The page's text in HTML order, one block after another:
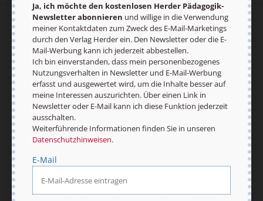
AGB und Widerrufsbelehrung
Datenschutz
Barrierefreiheit
Impressum
Vertrag widerrufen Abo online kündigen
Ja, ich möchte den kostenlosen Herder Pädagogik-
Newsletter abonnieren und willige in die Verwendung
meiner Kontaktdaten zum Zweck des E-Mail-Marketings
durch den Verlag Herder ein. Den Newsletter oder die E-
Mail-Werbung kann ich jederzeit abbestellen.
Ich bin einverstanden, dass mein personenbezogenes
Nutzungsverhalten in Newsletter und E-Mail-Werbung
erfasst und ausgewertet wird, um die Inhalte besser auf
meine Interessen auszurichten. Über einen Link in
Newsletter oder E-Mail kann ich diese Funktion jederzeit
ausschalten.
Weiterführende Informationen finden Sie in unseren
Datenschutzhinweisen.
E-Mail